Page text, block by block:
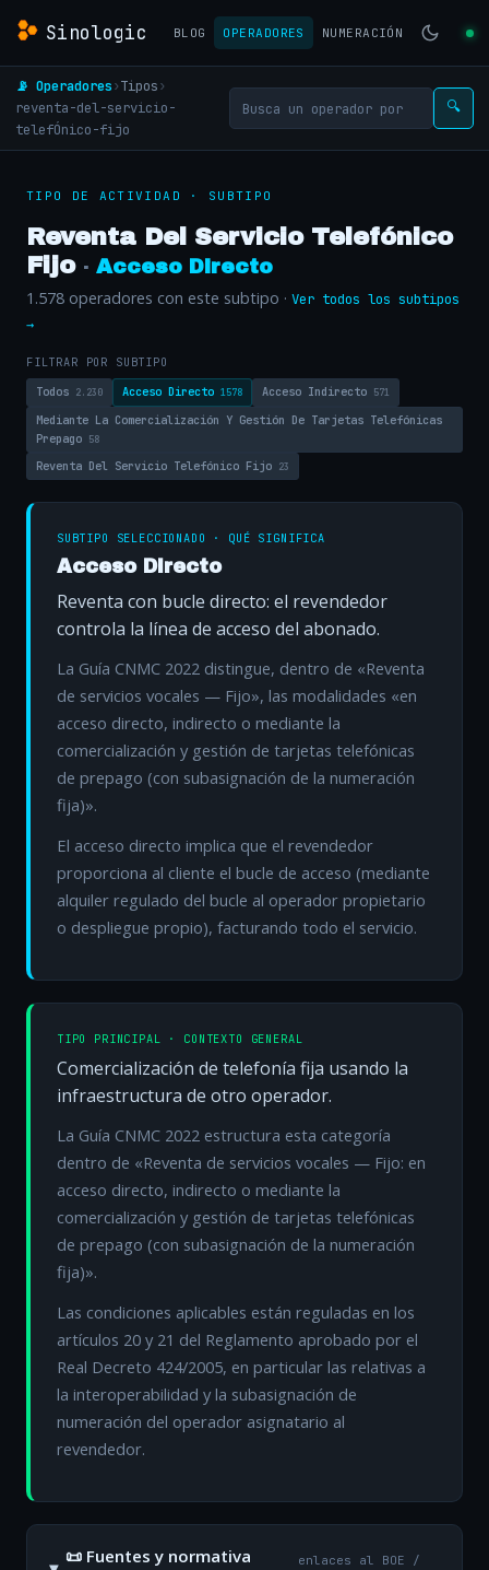
Sinologic BLOG OPERADORES NUMERACIÓN
📡 Operadores›Tipos›
reventa-del-servicio-
telefÓnico-fijo
🔍
TIPO DE ACTIVIDAD · SUBTIPO
Reventa Del Servicio Telefónico
Fijo · Acceso Directo
1.578 operadores con este subtipo · Ver todos los subtipos
→
FILTRAR POR SUBTIPO
Todos 2.230 Acceso Directo 1578 Acceso Indirecto 571
Mediante La Comercialización Y Gestión De Tarjetas Telefónicas
Prepago 58
Reventa Del Servicio Telefónico Fijo 23
SUBTIPO SELECCIONADO · QUÉ SIGNIFICA
Acceso Directo
Reventa con bucle directo: el revendedor
controla la línea de acceso del abonado.
La Guía CNMC 2022 distingue, dentro de «Reventa
de servicios vocales — Fijo», las modalidades «en
acceso directo, indirecto o mediante la
comercialización y gestión de tarjetas telefónicas
de prepago (con subasignación de la numeración
fija)».
El acceso directo implica que el revendedor
proporciona al cliente el bucle de acceso (mediante
alquiler regulado del bucle al operador propietario
o despliegue propio), facturando todo el servicio.
TIPO PRINCIPAL · CONTEXTO GENERAL
Comercialización de telefonía fija usando la
infraestructura de otro operador.
La Guía CNMC 2022 estructura esta categoría
dentro de «Reventa de servicios vocales — Fijo: en
acceso directo, indirecto o mediante la
comercialización y gestión de tarjetas telefónicas
de prepago (con subasignación de la numeración
fija)».
Las condiciones aplicables están reguladas en los
artículos 20 y 21 del Reglamento aprobado por el
Real Decreto 424/2005, en particular las relativas a
la interoperabilidad y la subasignación de
numeración del operador asignatario al
revendedor.
📜 Fuentes y normativa
enlaces al BOE /